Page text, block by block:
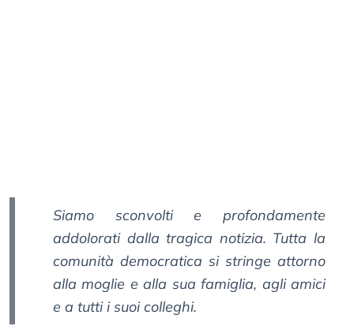
Siamo sconvolti e profondamente
addolorati dalla tragica notizia. Tutta la
comunità democratica si stringe attorno
alla moglie e alla sua famiglia, agli amici
e a tutti i suoi colleghi.